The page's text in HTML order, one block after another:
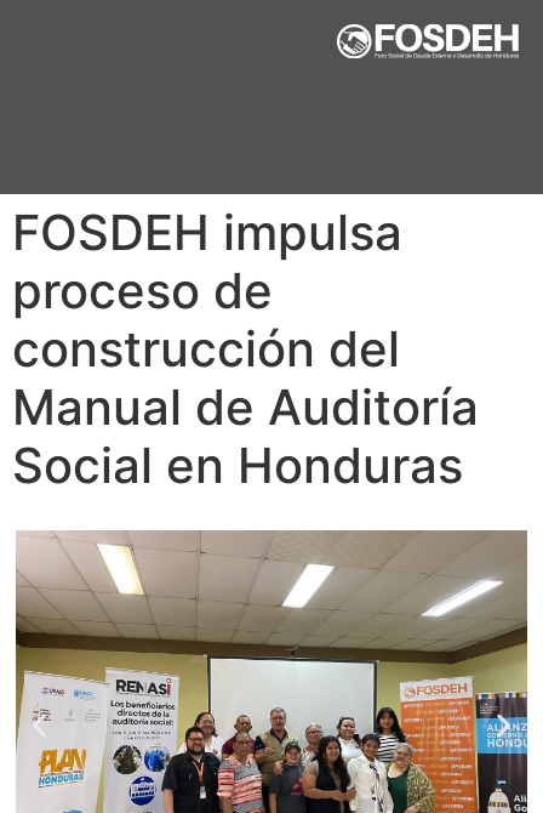
FOSDEH impulsa
proceso de
construcción del
Manual de Auditoría
Social en Honduras